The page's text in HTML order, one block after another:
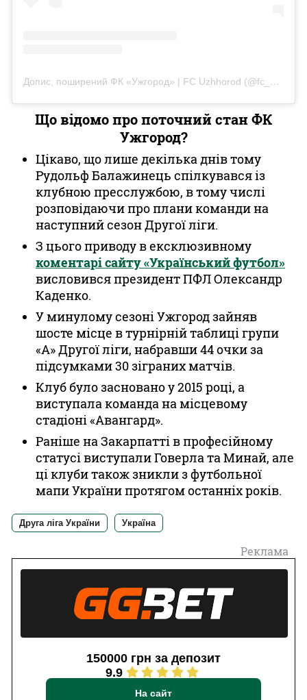
Допис, поширений ФК «Ужгород» | FC Uzhhorod (@fc_uzhhorod)
Що відомо про поточний стан ФК
Ужгород?
Цікаво, що лише декілька днів тому
Рудольф Балажинець спілкувався із
клубною пресслужбою, в тому числі
розповідаючи про плани команди на
наступний сезон Другої ліги.
З цього приводу в ексклюзивному
коментарі сайту «Український футбол»
висловився президент ПФЛ Олександр
Каденко.
У минулому сезоні Ужгород зайняв
шосте місце в турнірній таблиці групи
«А» Другої ліги, набравши 44 очки за
підсумками 30 зіграних матчів.
Клуб було засновано у 2015 році, а
виступала команда на місцевому
стадіоні «Авангард».
Раніше на Закарпатті в професійному
статусі виступали Говерла та Минай, але
ці клуби також зникли з футбольної
мапи України протягом останніх років.
Друга ліга України Україна
Реклама
150000 грн за депозит
9.9
На сайт